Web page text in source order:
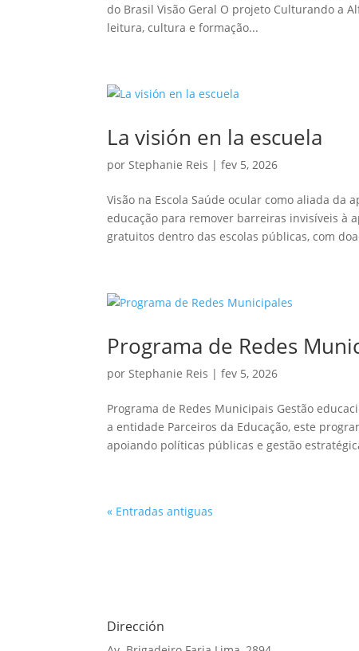
do Brasil Visão Geral O projeto Culturando a
leitura, cultura e formação...
La visión en la escuela
porStephanie Reis |fev 5, 2026
Visão na Escola Saúde ocular como aliada da
educação para remover barreiras invisíveis à
gratuitos dentro das escolas públicas, com
Programa de Redes
porStephanie Reis |fev 5, 2026
Programa de Redes Municipais Gestão
a entidade Parceiros da Educação, este
apoiando políticas públicas e gestão
« Entradas antiguas
Dirección